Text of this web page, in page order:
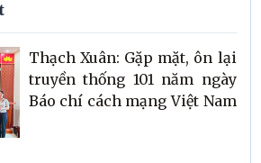
Thạch Xuân: Gặp mặt, ôn lại
truyền thống 101 năm ngày
Báo chí cách mạng Việt Nam